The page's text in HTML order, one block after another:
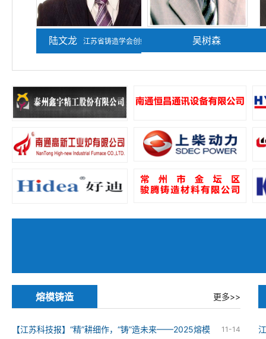
陆文龙 江苏省铸造学会创始人
熊守美 吴树森
熔模铸造 更多>>
11-14
【江苏科技报】“精”耕细作，“铸”造未来——2025熔模